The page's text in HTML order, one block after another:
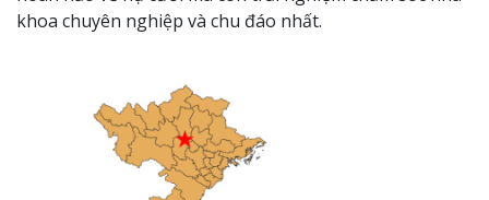
khoa chuyên nghiệp và chu đáo nhất.